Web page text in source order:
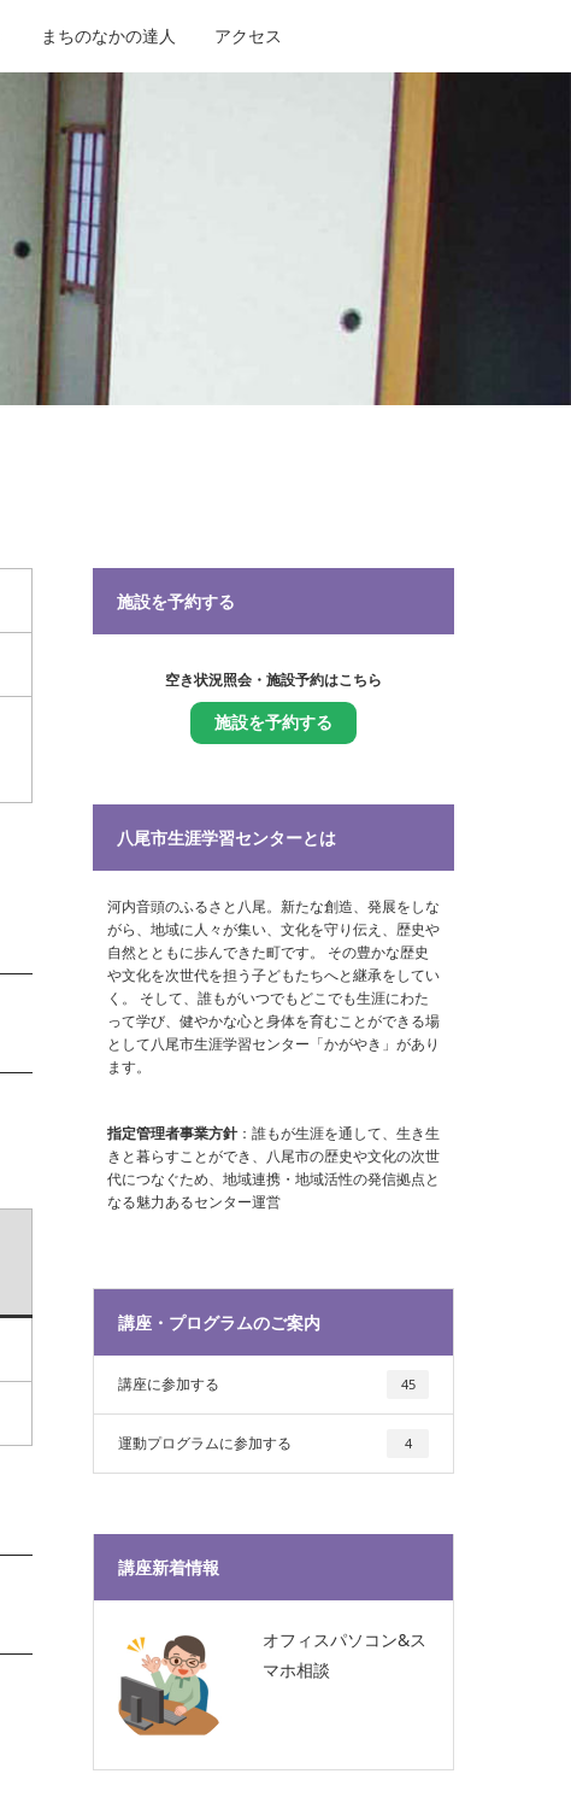
まちのなかの達人 アクセス
施設を予約する
空き状況照会・施設予約はこちら
施設を予約する
八尾市生涯学習センターとは
河内音頭のふるさと八尾。新たな創造、発展をしな
がら、地域に人々が集い、文化を守り伝え、歴史や
自然とともに歩んできた町です。 その豊かな歴史
や文化を次世代を担う子どもたちへと継承をしてい
く。 そして、誰もがいつでもどこでも生涯にわた
って学び、健やかな心と身体を育むことができる場
として八尾市生涯学習センター「かがやき」があり
ます。
指定管理者事業方針：誰もが生涯を通して、生き生
きと暮らすことができ、八尾市の歴史や文化の次世
代につなぐため、地域連携・地域活性の発信拠点と
なる魅力あるセンター運営
講座・プログラムのご案内
講座に参加する 45
運動プログラムに参加する 4
講座新着情報
オフィスパソコン&ス
マホ相談